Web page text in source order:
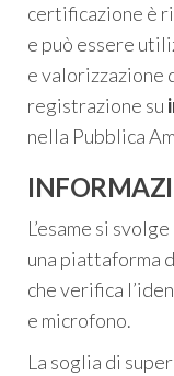
certificazione è
e può essere
e valorizzazione
registrazione su
nella Pubblica
L’esame si svolge
una piattaforma
che verifica
e microfono.
La soglia di